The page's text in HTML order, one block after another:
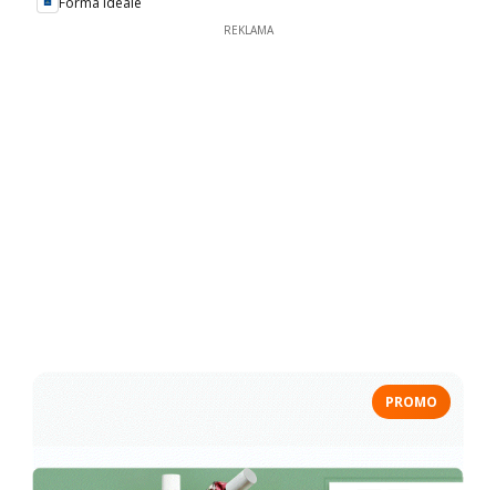
REKLAMA
PROMO